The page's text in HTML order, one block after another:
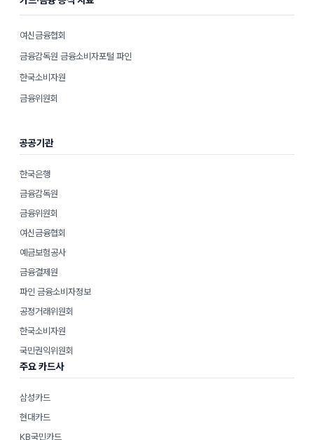
여신금융협회
금융감독원 금융소비자포털 파인
한국소비자원
금융위원회
공공기관
한국은행
금융감독원
금융위원회
여신금융협회
예금보험공사
금융결제원
파인 금융소비자정보
공정거래위원회
한국소비자원
국민권익위원회
주요 카드사
삼성카드
현대카드
KB국민카드